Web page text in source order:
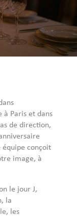
à Paris et dans
de direction,
équipe conçoit
image, à
le jour J,
la
les